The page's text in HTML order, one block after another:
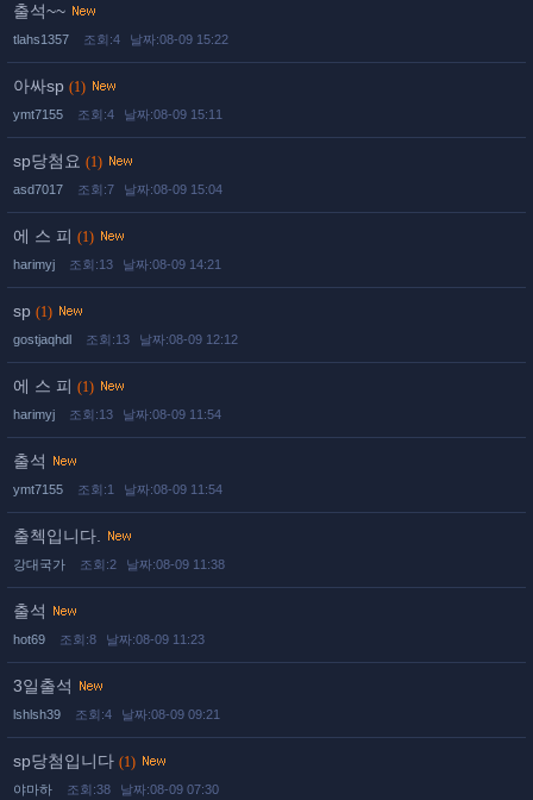
출석~~
tlahs1357 조회:4 날짜:08-09 15:22
아싸sp (1)
ymt7155 조회:4 날짜:08-09 15:11
sp당첨요 (1)
asd7017 조회:7 날짜:08-09 15:04
에 스 피 (1)
harimyj 조회:13 날짜:08-09 14:21
sp (1)
gostjaqhdl 조회:13 날짜:08-09 12:12
에 스 피 (1)
harimyj 조회:13 날짜:08-09 11:54
출석
ymt7155 조회:1 날짜:08-09 11:54
출첵입니다.
강대국가 조회:2 날짜:08-09 11:38
출석
hot69 조회:8 날짜:08-09 11:23
3일출석
lshlsh39 조회:4 날짜:08-09 09:21
sp당첨입니다 (1)
야마하 조회:38 날짜:08-09 07:30